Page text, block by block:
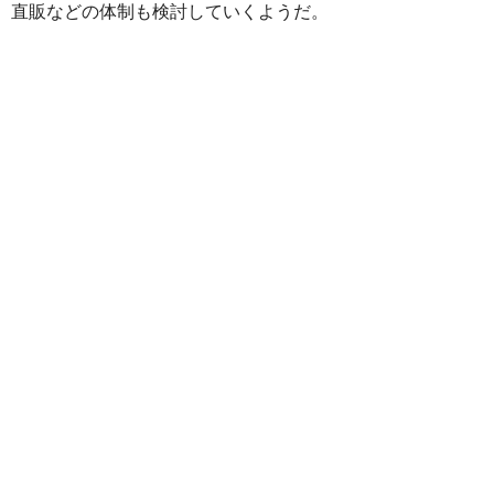
直販などの体制も検討していくようだ。